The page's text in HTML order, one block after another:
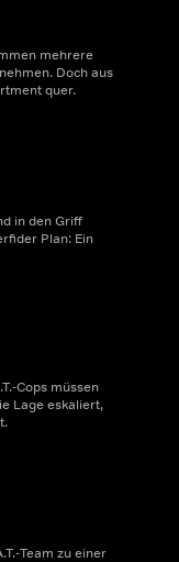
mehrere
Doch aus
quer.
in den Griff
Plan: Ein
Cops müssen
Lage eskaliert,
Team zu einer